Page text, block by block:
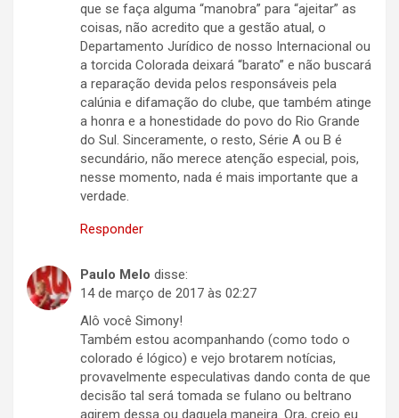
que se faça alguma “manobra” para “ajeitar” as
coisas, não acredito que a gestão atual, o
Departamento Jurídico de nosso Internacional ou
a torcida Colorada deixará “barato” e não buscará
a reparação devida pelos responsáveis pela
calúnia e difamação do clube, que também atinge
a honra e a honestidade do povo do Rio Grande
do Sul. Sinceramente, o resto, Série A ou B é
secundário, não merece atenção especial, pois,
nesse momento, nada é mais importante que a
verdade.
Responder
Paulo Melo disse:
14 de março de 2017 às 02:27
Alô você Simony!
Também estou acompanhando (como todo o
colorado é lógico) e vejo brotarem notícias,
provavelmente especulativas dando conta de que
decisão tal será tomada se fulano ou beltrano
agirem dessa ou daquela maneira. Ora, creio eu